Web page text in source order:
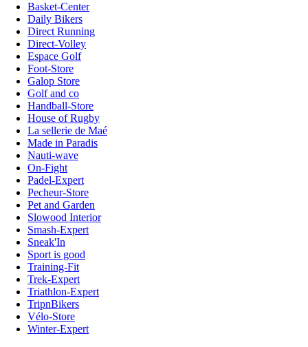
Basket-Center
Daily Bikers
Direct Running
Direct-Volley
Espace Golf
Foot-Store
Galop Store
Golf and co
Handball-Store
House of Rugby
La sellerie de Maé
Made in Paradis
Nauti-wave
On-Fight
Padel-Expert
Pecheur-Store
Pet and Garden
Slowood Interior
Smash-Expert
Sneak'In
Sport is good
Training-Fit
Trek-Expert
Triathlon-Expert
TripnBikers
Vélo-Store
Winter-Expert